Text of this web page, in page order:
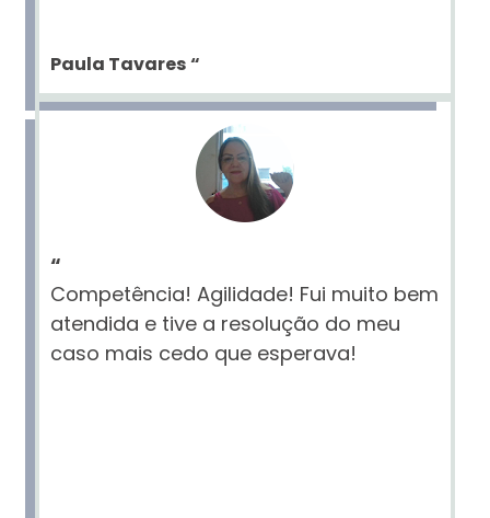
Paula Tavares“
“
Competência! Agilidade! Fui muito bem
atendida e tive a resolução do meu
caso mais cedo que esperava!